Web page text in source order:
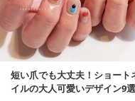
短い爪でも大丈夫！ショート
イルの大人可愛いデザイン9